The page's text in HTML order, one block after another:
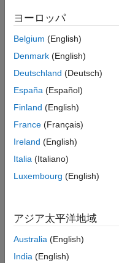
エージェント
ベンチマークの例
用途
方策の展開
Robust Control Toolbox
Simulink Control Design
Simulink Design Optimization
STM32 Microcontroller Blockset
System Identification Toolbox
通じてそれらに学習さ
供される単一エージェ
ルゴリズムを評価した
たりできます。ハイパ
状況の監視、学習済み
プリを使って対話的に行
ます。学習のパフォー
ョンを複数の CPU、
クラウドで並列実行で
びMATLAB Parallel
ONNX™ モデル形式を
などの深層学習フレーム
ます (Deep Learning
クロコントローラーや
は、使用を開始するのに
Reinforcement
Reinforcement Learning
ヨーロッパ
Belgium (English)
Denmark (English)
Deutschland (Deutsch)
España (Español)
Finland (English)
France (Français)
Ireland (English)
Italia (Italiano)
Luxembourg (English)
アジア太平洋地域
Australia (English)
India (English)